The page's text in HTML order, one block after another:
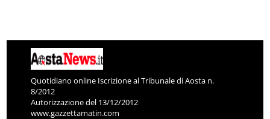
Quotidiano online Iscrizione al Tribunale di Aosta n.
8/2012
Autorizzazione del 13/12/2012
www.gazzettamatin.com